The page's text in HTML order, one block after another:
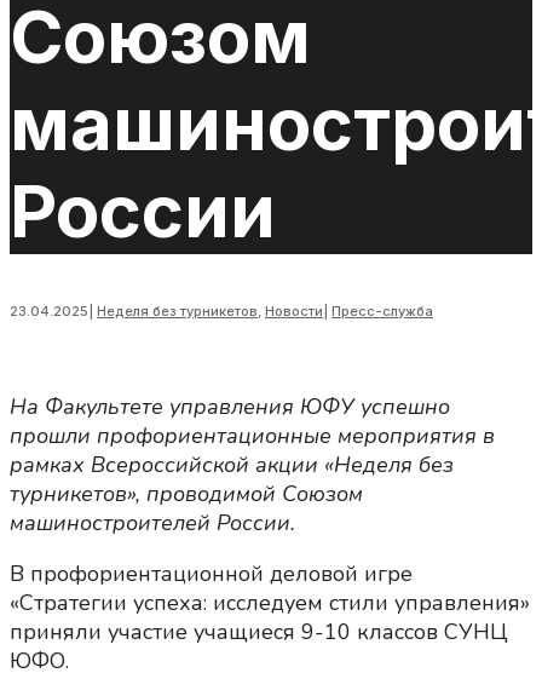
Союзом
России
23.04.2025 Неделя без турникетов, Новости Пресс-служба
На Факультете управления ЮФУ успешно
прошли профориентационные мероприятия в
рамках Всероссийской акции «Неделя без
турникетов», проводимой Союзом
машиностроителей России.
В профориентационной деловой игре
«Стратегии успеха: исследуем стили управления»
приняли участие учащиеся 9-10 классов СУНЦ
ЮФО.